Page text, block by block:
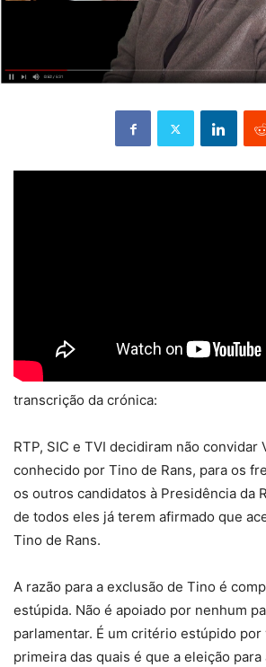
transcrição da crónica:
RTP, SIC e TVI decidiram não convidar
conhecido por Tino de Rans, para os
os outros candidatos à Presidência da
de todos eles já terem afirmado que
Tino de Rans.
A razão para a exclusão de Tino é
estúpida. Não é apoiado por nenhum
parlamentar. É um critério estúpido por
primeira das quais é que a eleição